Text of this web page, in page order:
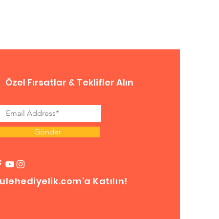
Özel Fırsatlar & Teklifler Alın
Gönder
Katılın!